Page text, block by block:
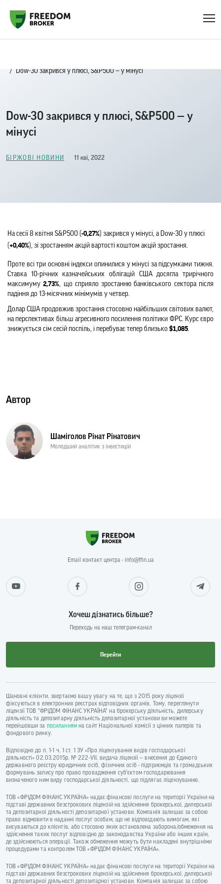
Dow-30 закрився у плюсі, S&P500 — у мінусі
Dow-30 закрився у плюсі, S&P500 — у
мінусі
БІРЖОВІ НОВИНИ 11 кві, 2022
На сесії 8 квітня S&P500 (-0,27%) закрився у мінусі, а Dow-30 у плюсі ​​
( +0,40%), зі зростанням акцій вартості коштом акцій зростання.
Проте всі три основні індекси опинилися у мінусі за підсумками тижня.
Ставка 10-річних казначейських облігацій США досягла трирічного
максимуму 2,73%, що сприяло зростанню банківського сектора після
падіння до 13-місячних мінімумів у четвер.
Долар США продовжив зростання стосовно найбільших світових валют,
на перспективах більш агресивного посилення політики ФРС. Курс євро
знижується сім сесій поспіль, і перебуває тепер близько $1,085.
Автор
Шаміголов Рінат Рінатович
Молодший аналітик з інвестицій
Email контакт центра - info@ffin.ua
Хочеш дізнатись більше?
Переходь на наш телеграм-канал
Перейти
Шановні клієнти, звертаємо вашу увагу на те, що з 2015 року ліцензії
фіксуються в електронних реєстрах відповідних органів. Тому, переглянути
ліцензії ТОВ "ФРІДОМ ФІНАНС УКРАЇНА" на брокерську діяльність, дилерську
діяльність та депозитарну діяльність депозитарної установи ви можете
перейшовши за посиланнямна сайт Національної комісії з цінних паперів та
фондового ринку.
Відповідно до п. 1-1 ч. 1 ст. 1 ЗУ «Про ліцензування видів господарської
діяльності» 02.03.2015р. № 222-VII, видача ліцензії — внесення до Єдиного
державного реєстру юридичних осіб, фізичних осіб - підприємців та громадських
формувань запису про право провадження суб’єктом господарювання
визначеного ним виду господарської діяльності, що підлягає ліцензуванню.
ТОВ «ФРІДОМ ФІНАНС УКРАЇНА» надає фінансові послуги на території України на
підставі державних безстрокових ліцензій на здійснення брокерської, дилерської
та депозитарної діяльності депозитарної установи. Компанія залишає за собою
право відмовити в наданні послуг особам, що не відповідають вимогам, які
висуваються до клієнтів, або стосовно яких встановлена заборона/обмеження на
здійснення таких послуг відповідно до законодавства України або інших країн,
де здійснюються операції. Також обмеження можуть бути накладені внутрішніми
процедурами та контролем ТОВ «ФРІДОМ ФІНАНС УКРАЇНА».
ТОВ «ФРІДОМ ФІНАНС УКРАЇНА» надає фінансові послуги на території України на
підставі державних безстрокових ліцензій на здійснення брокерської, дилерської
та депозитарної діяльності депозитарної установи. Компанія залишає за собою